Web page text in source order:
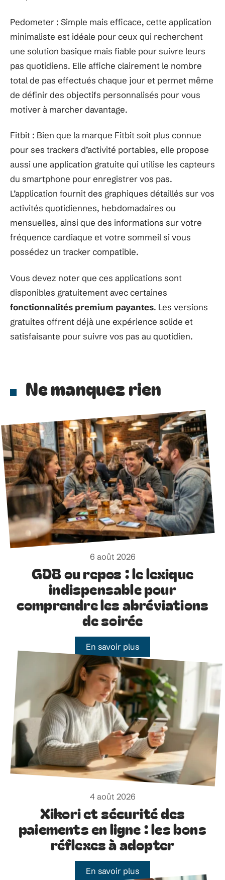
Pedometer : Simple mais efficace, cette application
minimaliste est idéale pour ceux qui recherchent
une solution basique mais fiable pour suivre leurs
pas quotidiens. Elle affiche clairement le nombre
total de pas effectués chaque jour et permet même
de définir des objectifs personnalisés pour vous
motiver à marcher davantage.
Fitbit : Bien que la marque Fitbit soit plus connue
pour ses trackers d’activité portables, elle propose
aussi une application gratuite qui utilise les capteurs
du smartphone pour enregistrer vos pas.
L’application fournit des graphiques détaillés sur vos
activités quotidiennes, hebdomadaires ou
mensuelles, ainsi que des informations sur votre
fréquence cardiaque et votre sommeil si vous
possédez un tracker compatible.
Vous devez noter que ces applications sont
disponibles gratuitement avec certaines
fonctionnalités premium payantes. Les versions
gratuites offrent déjà une expérience solide et
satisfaisante pour suivre vos pas au quotidien.
Ne manquez rien
6 août 2026
GDB ou repos : le lexique
indispensable pour
comprendre les abréviations
de soirée
En savoir plus
4 août 2026
Xikori et sécurité des
paiements en ligne : les bons
réflexes à adopter
En savoir plus